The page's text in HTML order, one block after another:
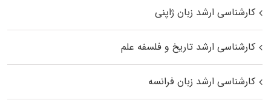
کارشناسی ارشد زبان ژاپنی
کارشناسی ارشد تاریخ و فلسفه علم
کارشناسی ارشد زبان فرانسه